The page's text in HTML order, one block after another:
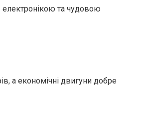
та чудовою
а економічні двигуни добре